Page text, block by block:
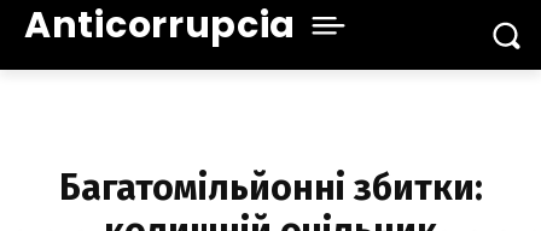
Anticorrupcia
Багатомільйонні збитки: